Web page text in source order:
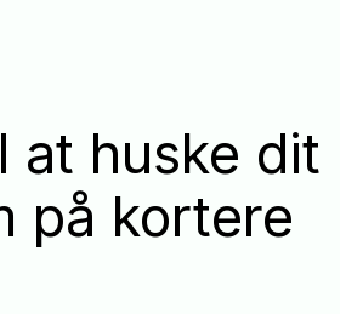
at huske dit
på kortere